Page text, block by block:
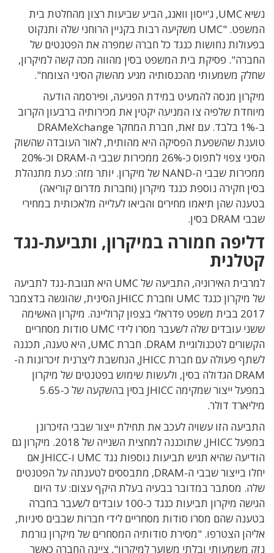
נשיא UMC, ג'ייסון וואנג, הביע שביעות רצון מהחלטת בית
המשפט. "UMC משקיעה רבות בקניין הרוחני שלה ותנקוט
בפעולות נחושות כנגד כל חברה שמפרה את הפטנטים של
החברה". פסיקת בית המשפט בסין מהווה מכה קשה למיקרון,
שחלק משמעותי מהכנסותיה מגיע מהשוק הסיני הצומח".
מיקרון מנסה להמעיט במידת הפגיעה, ופירסמה הודעה
מיוחדת שלפיה צו המניעה יקטין את מכירותיה ברבעון הקרוב
ב-1% בלבד. עם זאת, חברת המחקר DRAMeXchange
טוענת שהשפעת הפסיקה היא מהותית, לאור העובדה שהשוק
הסיני צפוי לתפוס כ-26% ממכירות שבבי ה-DRAM וכ-20%
ממכירות שבבי ה-NAND של מיקרון. יותר מזה: כעת מתנהלת
בסין חקירה נוספת כנגד מיקרון (וחברות מדרום קוריאה)
בטענה שהן תיאמו מחירים והביאו לעלייה מלאכותית במחירי
שבבי DRAM בסין.
דליפה חמורה במיקרון, ותביעת-נגד
קטלנית
למרבית האירוניה, התביעה של UMC היא תגובת-נגד לתביעה
של מיקרון כנגד UMC וחברת JHICC הסינית, שהוגשה בדצמבר
2017 בבית משפט פדראלי בצפון קרוליינה. מיקרון האשימה
ששני עובדים שלה לשעבר מסרו לידי UMC סודות מסחריים
הקשורים לטכנולוגיית DRAM. חברת UMC, היא טענה, תכננה
לשתף פעולה עם חברת JHICC, הנחשבת ליצרנית זיכרונות ה-
DRAM הגדולה בסין, ולעשות שימוש בפטנטים של מיקרון
במפעל ייצור שמקימה JHICC בסין בהשקעה של כ-5.65
מיליארד דולר.
התביעה הזו עשויה לעכב את תחילת ייצור שבבי הזיכרונן
במפעל JHICC, שתוכננה למחצית השנייה של 2018. מיקרון גם
הודיעה שהיא תגיש תביעות נוספות נגד UMC ו-JHICC אם
יחלו בייצור שבבי ה-DRAM, מתבססים לטענתה על הפטנטים
שלה. מסתבר במדובר בבעיה בעלת היקף עצום: עד היום
הגישה מיקרון תביעות כנגד כ-100 עובדים לשעבר בחברה
בטענה שהם מסרו סודות מסחריים לידי חברות שבבים סיניות,
אליהן הצטרפו. "מסירת סודותיה המסחרים של מיקרון גורמת
נזק משמעותי ובלתי משוער למיקרון", ציינה החברה כאשר